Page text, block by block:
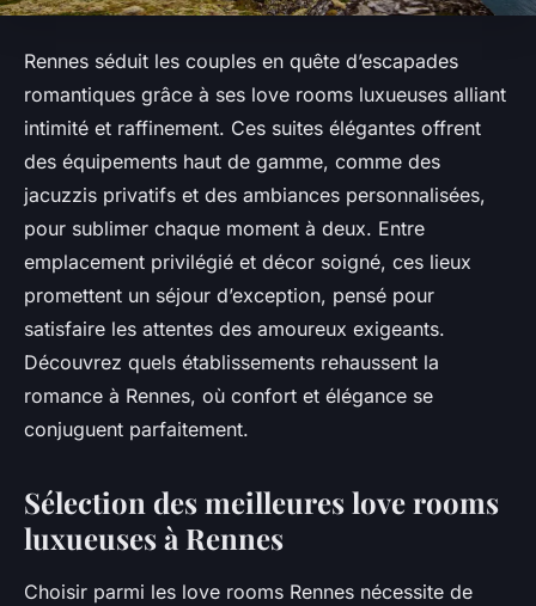
Rennes séduit les couples en quête d’escapades
romantiques grâce à ses love rooms luxueuses alliant
intimité et raffinement. Ces suites élégantes offrent
des équipements haut de gamme, comme des
jacuzzis privatifs et des ambiances personnalisées,
pour sublimer chaque moment à deux. Entre
emplacement privilégié et décor soigné, ces lieux
promettent un séjour d’exception, pensé pour
satisfaire les attentes des amoureux exigeants.
Découvrez quels établissements rehaussent la
romance à Rennes, où confort et élégance se
conjuguent parfaitement.
Sélection des meilleures love rooms
luxueuses à Rennes
Choisir parmi les love rooms Rennes nécessite de